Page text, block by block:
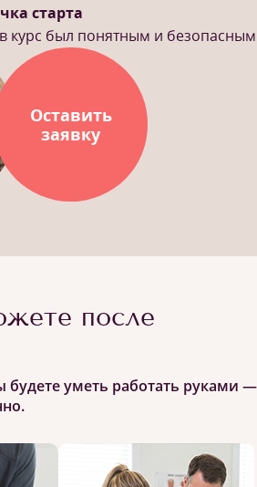
старта
курс был понятным и безопасным
Оставить
заявку
после
будете уметь работать руками —